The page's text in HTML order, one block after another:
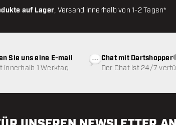
auf Lager, Versand innerhalb von 1-2 Tagen*
Sie uns eine E-mail
innerhalb 1 Werktag
Chat mit Dartshopper
Der Chat ist 24/7